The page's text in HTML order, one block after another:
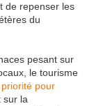
de repenser les
du
pesant sur
le tourisme
pour
sur la